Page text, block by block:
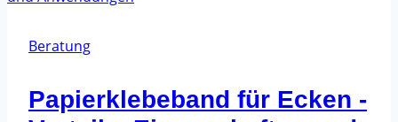
gewinnen,
du
Beratung
Papierklebeband für Ecken -